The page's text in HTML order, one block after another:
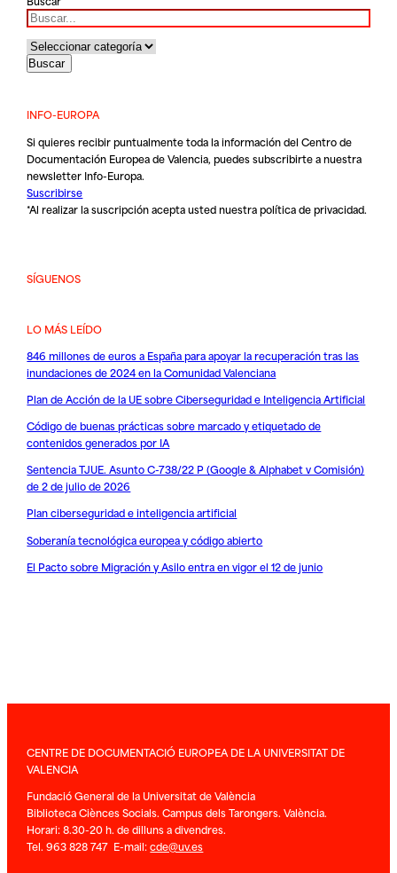
INFO-EUROPA
Si quieres recibir puntualmente toda la información del Centro de
Documentación Europea de Valencia, puedes subscribirte a nuestra
newsletter Info-Europa.
Suscribirse
*Al realizar la suscripción acepta usted nuestrapolítica de privacidad.
SÍGUENOS
LO MÁS LEÍDO
846 millones de euros a España para apoyar la recuperación tras las
inundaciones de 2024 en la Comunidad Valenciana
Plan de Acción de la UE sobre Ciberseguridad e Inteligencia Artificial
Código de buenas prácticas sobre marcado y etiquetado de
contenidos generados por IA
Sentencia TJUE. Asunto C-738/22 P (Google & Alphabet v Comisión)
de 2 de julio de 2026
Plan ciberseguridad e inteligencia artificial
Soberanía tecnológica europea y código abierto
El Pacto sobre Migración y Asilo entra en vigor el 12 de junio
CENTRE DE DOCUMENTACIÓ EUROPEA DE LA UNIVERSITAT DE
VALENCIA
Fundació General de la Universitat de València
Biblioteca Ciènces Socials. Campus dels Tarongers. València.
Horari: 8.30-20 h. de dilluns a divendres.
Tel. 963 828 747 E-mail:cde@uv.es